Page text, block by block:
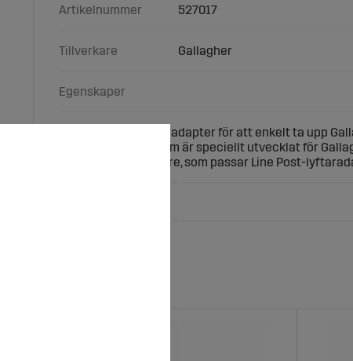
Artikelnummer 527017
Tillverkare Gallagher
Egenskaper
Line Post Stolplyftaradapter för att enkelt ta upp
Praktiskt verktyg som är speciellt utvecklat för
Krävs här Stolplyftare, som passar Line Post-